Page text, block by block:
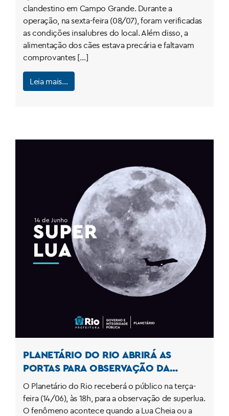
clandestino em Campo Grande. Durante a
operação, na sexta-feira (08/07), foram verificadas
as condições insalubres do local. Além disso, a
alimentação dos cães estava precária e faltavam
comprovantes […]
Leia mais…
PLANETÁRIO DO RIO ABRIRÁ AS
PORTAS PARA OBSERVAÇÃO DA
SUPERLUA NA TERÇA-FEIRA
O Planetário do Rio receberá o público na terça-
feira (14/06), às 18h, para a observação de superlua.
O fenômeno acontece quando a Lua Cheia ou a